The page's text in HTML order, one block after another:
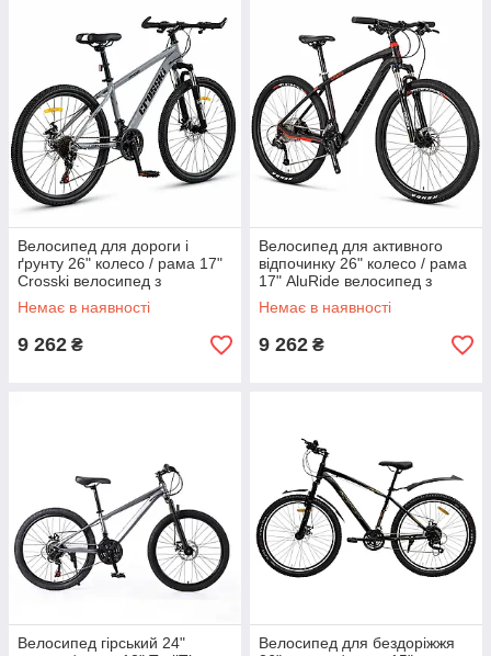
Велосипед для дороги і
ґрунту 26" колесо / рама 17"
Crosski велосипед з
перемиканням передач
Немає в наявності
9 262 ₴
Велосипед для активного
відпочинку 26" колесо / рама
17" AluRide велосипед з
алюмінієвою рамою
Немає в наявності
9 262 ₴
Велосипед гірський 24"
Велосипед для бездоріжжя